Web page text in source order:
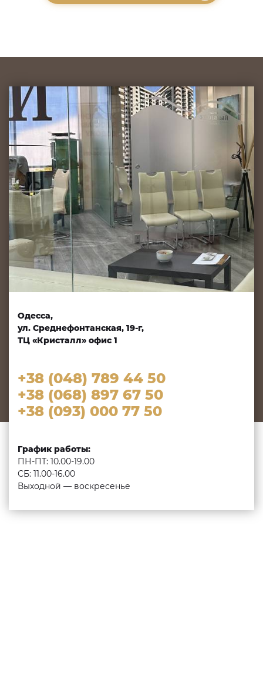
Одесса,
ул. Среднефонтанская, 19-г,
ТЦ «Кристалл» офис 1
+38 (048) 789 44 50
+38 (068) 897 67 50
+38 (093) 000 77 50
График работы:
ПН-ПТ: 10.00-19.00
СБ: 11.00-16.00
Выходной — воскресенье